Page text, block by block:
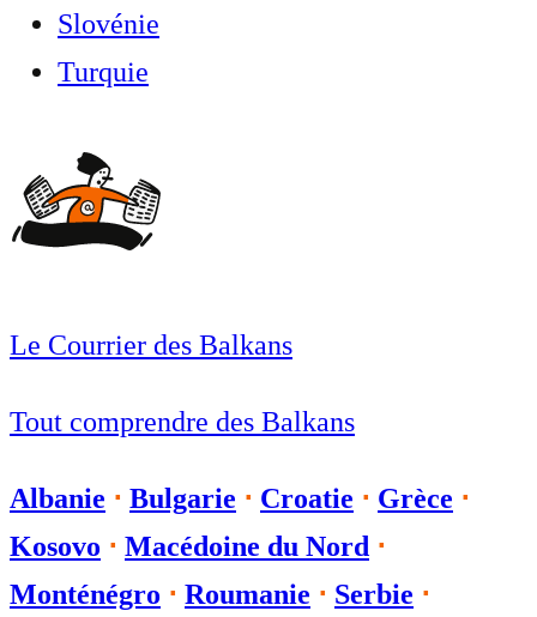
Slovénie
Turquie
Le Courrier des Balkans
Tout comprendre des Balkans
Albanie ⋅ Bulgarie ⋅ Croatie ⋅ Grèce ⋅
Kosovo ⋅ Macédoine du Nord ⋅
Monténégro ⋅ Roumanie ⋅ Serbie ⋅